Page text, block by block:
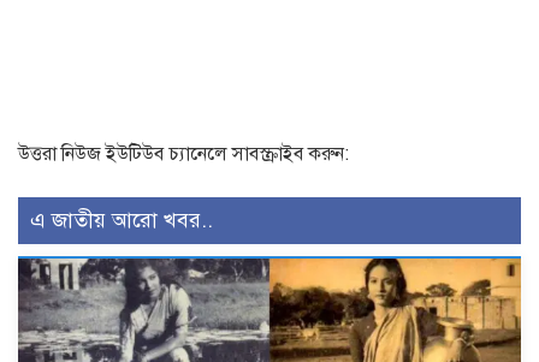
উত্তরা নিউজ ইউটিউব চ্যানেলে সাবস্ক্রাইব করুন:
এ জাতীয় আরো খবর..